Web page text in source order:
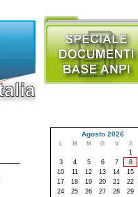
Agosto 2026
L M M G V S
1
3
4 5 6 7 8
10
11 12 13 14 15
17
18 19 20 21 22
24
25 26 27 28 29